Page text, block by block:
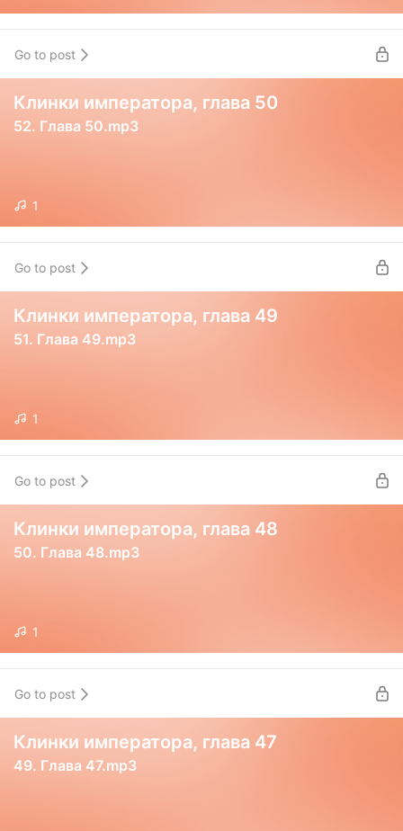
Go to post
Клинки императора, глава 50
52. Глава 50.mp3
1
Go to post
Клинки императора, глава 49
51. Глава 49.mp3
1
Go to post
Клинки императора, глава 48
50. Глава 48.mp3
1
Go to post
Клинки императора, глава 47
49. Глава 47.mp3